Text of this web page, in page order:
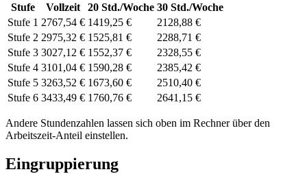
Stufe Vollzeit 20 Std./Woche 30 Std./Woche
Stufe 1 2767,54 € 1419,25 €
2128,88 €
Stufe 2 2975,32 € 1525,81 €
2288,71 €
Stufe 3 3027,12 € 1552,37 €
2328,55 €
Stufe 4 3101,04 € 1590,28 €
2385,42 €
Stufe 5 3263,52 € 1673,60 €
2510,40 €
Stufe 6 3433,49 € 1760,76 € 2641,15 €
Andere Stundenzahlen lassen sich oben im Rechner über den
Arbeitszeit-Anteil einstellen.
Eingruppierung